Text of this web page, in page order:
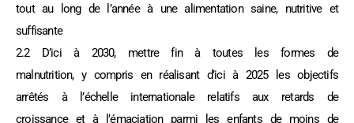
tout au long de l’année à une alimentation saine, nutritive et
suffisante
2.2 D’ici à 2030, mettre fin à toutes les formes de
malnutrition, y compris en réalisant d’ici à 2025 les objectifs
arrêtés à l’échelle internationale relatifs aux retards de
croissance et à l’émaciation parmi les enfants de moins de